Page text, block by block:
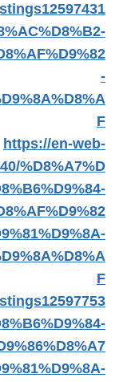
-
F
https://en-web-
%D8%A7%D
F